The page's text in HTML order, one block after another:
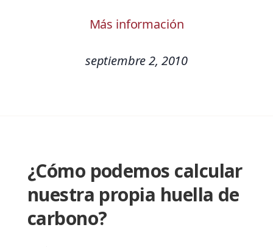
Más información
septiembre 2, 2010
¿Cómo podemos calcular
nuestra propia huella de
carbono?